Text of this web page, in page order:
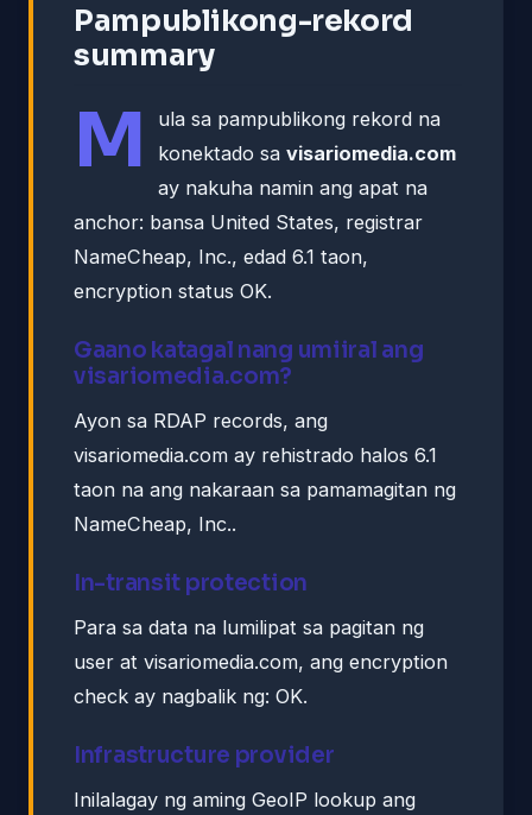
Pampublikong-rekord
summary
M
ula sa pampublikong rekord na
konektado sa visariomedia.com
ay nakuha namin ang apat na
anchor: bansa United States, registrar
NameCheap, Inc., edad 6.1 taon,
encryption status OK.
Gaano katagal nang umiiral ang
visariomedia.com?
Ayon sa RDAP records, ang
visariomedia.com ay rehistrado halos 6.1
taon na ang nakaraan sa pamamagitan ng
NameCheap, Inc..
In-transit protection
Para sa data na lumilipat sa pagitan ng
user at visariomedia.com, ang encryption
check ay nagbalik ng: OK.
Infrastructure provider
Inilalagay ng aming GeoIP lookup ang